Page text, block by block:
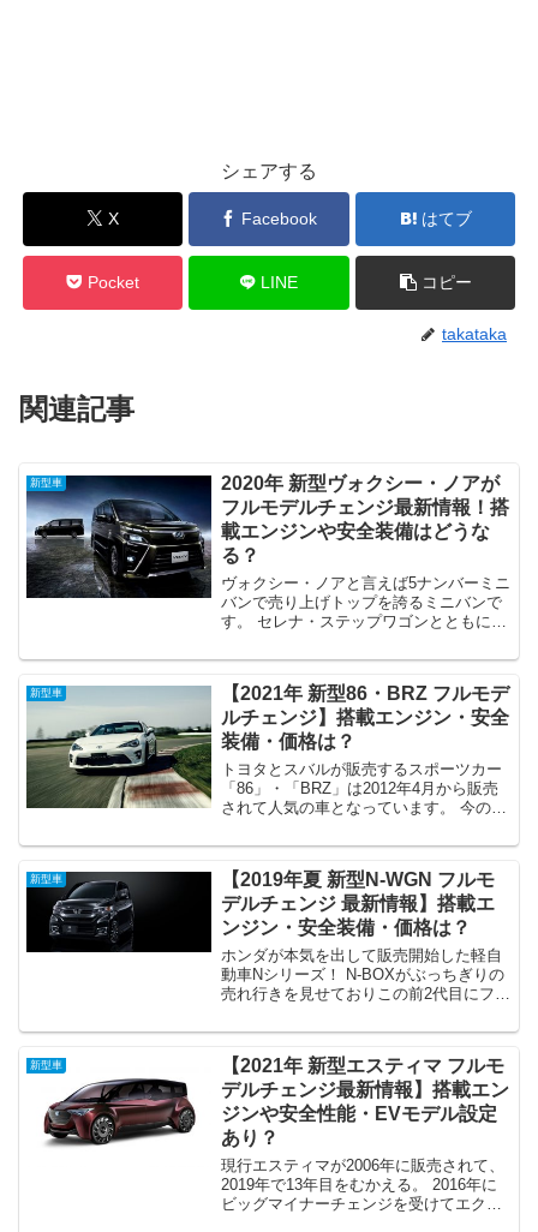
シェアする
X Facebook はてブ
Pocket LINE コピー
takataka
関連記事
新型車
2020年 新型ヴォクシー・ノアが
フルモデルチェンジ最新情報！搭
載エンジンや安全装備はどうな
る？
ヴォクシー・ノアと言えば5ナンバーミニ
バンで売り上げトップを誇るミニバンで
す。 セレナ・ステップワゴンとともに5
使い勝手が自慢の車です。 上記で上げた
どが半周遅れとなっ...
新型車
【2021年 新型86・BRZ フルモデ
ルチェンジ】搭載エンジン・安全
装備・価格は？
トヨタとスバルが販売するスポーツカー
「86」・「BRZ」は2012年4月から販売
されて人気の車となっています。 今の時
クトFRスポーツとなっています。 搭載さ
2.0L...
新型車
【2019年夏 新型N-WGN フルモ
デルチェンジ 最新情報】搭載エ
ンジン・安全装備・価格は？
ホンダが本気を出して販売開始した軽自
動車Nシリーズ！ N-BOXがぶっちぎりの
売れ行きを見せておりこの前2代目にフル
遂に2019年夏に新型N-WGNにフルモデル
式に...
新型車
【2021年 新型エスティマ フルモ
デルチェンジ最新情報】搭載エン
ジンや安全性能・EVモデル設定
あり？
現行エスティマが2006年に販売されて、
2019年で13年目をむかえる。 2016年に
ビッグマイナーチェンジを受けてエクス